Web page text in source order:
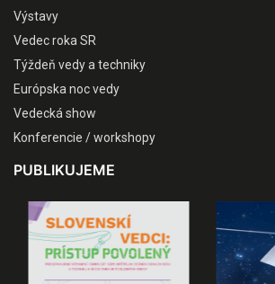
Výstavy
Vedec roka SR
Týždeň vedy a techniky
Európska noc vedy
Vedecká show
Konferencie / workshopy
PUBLIKUJEME